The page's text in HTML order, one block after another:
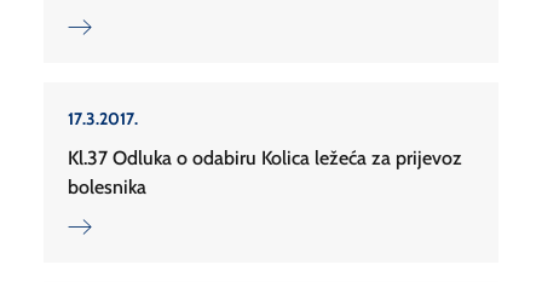
17.3.2017.
Kl.37 Odluka o odabiru Kolica ležeća za prijevoz
bolesnika